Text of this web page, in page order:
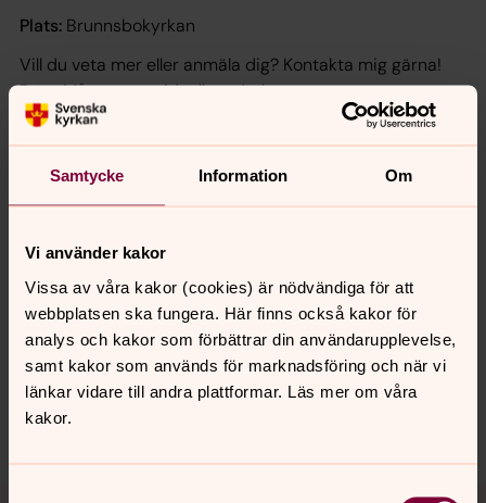
Samtycke Information Om
Vi använder kakor
Vissa av våra kakor (cookies) är nödvändiga för att
webbplatsen ska fungera. Här finns också kakor för
analys och kakor som förbättrar din användarupplevelse,
samt kakor som används för marknadsföring och när vi
länkar vidare till andra plattformar. Läs mer om våra
kakor.
Plats: Brunnsbokyrkan
Vill du veta mer eller anmäla dig? Kontakta mig gärna!
Rune Mårtensson, ideell medarbetare
Telefon: 070-363 09 83
Intresseanmälan till Alpha
Senast ändrad 6 februari 2026
Synpunkter eller frågor på sidans
innehåll?
backa.pastorat@svenskakyrkan.se
Dela